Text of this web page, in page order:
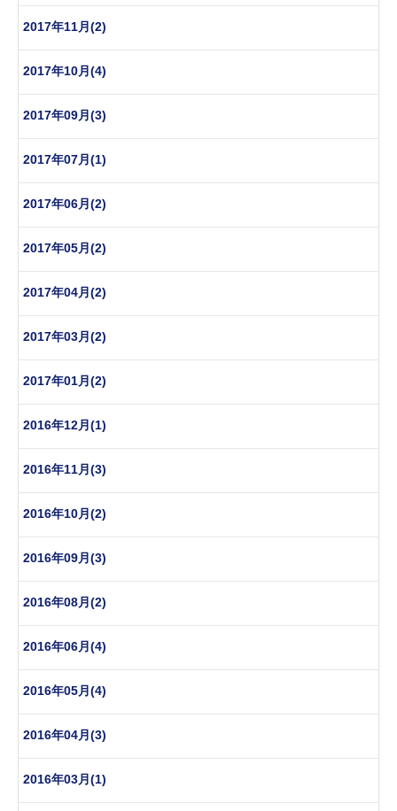
2017年11月(2)
2017年10月(4)
2017年09月(3)
2017年07月(1)
2017年06月(2)
2017年05月(2)
2017年04月(2)
2017年03月(2)
2017年01月(2)
2016年12月(1)
2016年11月(3)
2016年10月(2)
2016年09月(3)
2016年08月(2)
2016年06月(4)
2016年05月(4)
2016年04月(3)
2016年03月(1)